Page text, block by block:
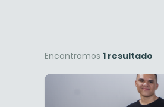
Encontramos 1 resultado